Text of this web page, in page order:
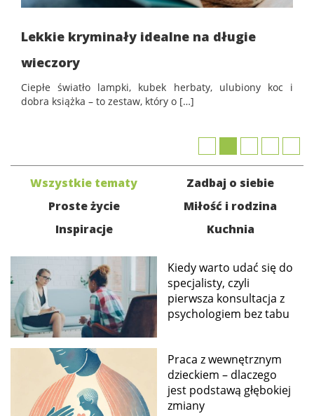
w rodzinie
wychowanie dzieci
edukacja
zabawy dla dzieci
Odżywianie
podróże
zrób to sam
EKO – Styl
kuchnia
praca
galerie
Lekkie kryminały idealne na długie
wieczory
Ciepłe światło lampki, kubek herbaty, ulubiony koc i
dobra książka – to zestaw, który o […]
Wszystkie tematy
Zadbaj o siebie
Proste życie
Miłość i rodzina
Inspiracje
Kuchnia
Kiedy warto udać się do
specjalisty, czyli
pierwsza konsultacja z
psychologiem bez tabu
Praca z wewnętrznym
dzieckiem – dlaczego
jest podstawą głębokiej
zmiany